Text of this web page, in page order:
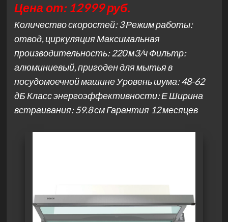
Цена от: 12999 руб.
Количество скоростей: 3 Режим работы:
отвод, циркуляция Максимальная
производительность: 220 м3/ч Фильтр:
алюминиевый, пригоден для мытья в
посудомоечной машине Уровень шума: 48-62
дБ Класс энергоэффективности: Е Ширина
встраивания: 59.8 см Гарантия 12 месяцев